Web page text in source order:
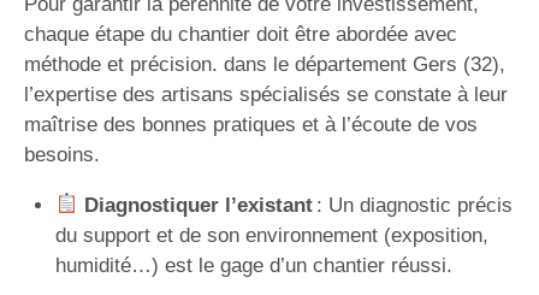
chaque étape du chantier doit être abordée avec
méthode et précision. dans le département Gers (32),
l’expertise des artisans spécialisés se constate à leur
maîtrise des bonnes pratiques et à l’écoute de vos
besoins.
Diagnostiquer l’existant: Un diagnostic précis
du support et de son environnement (exposition,
humidité…) est le gage d’un chantier réussi.